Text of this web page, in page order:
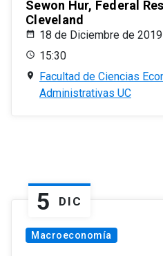
Sewon Hur, Federal
Cleveland
18 de Diciembre de 2019
15:30
Facultad de Ciencias
Administrativas UC
5 DIC
Macroeconomía